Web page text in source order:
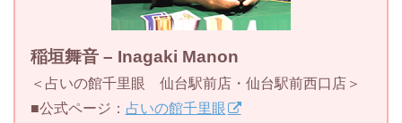
稲垣舞音 – Inagaki Manon
＜占いの館千里眼 仙台駅前店・仙台駅前西口店＞
■公式ページ： 占いの館千里眼